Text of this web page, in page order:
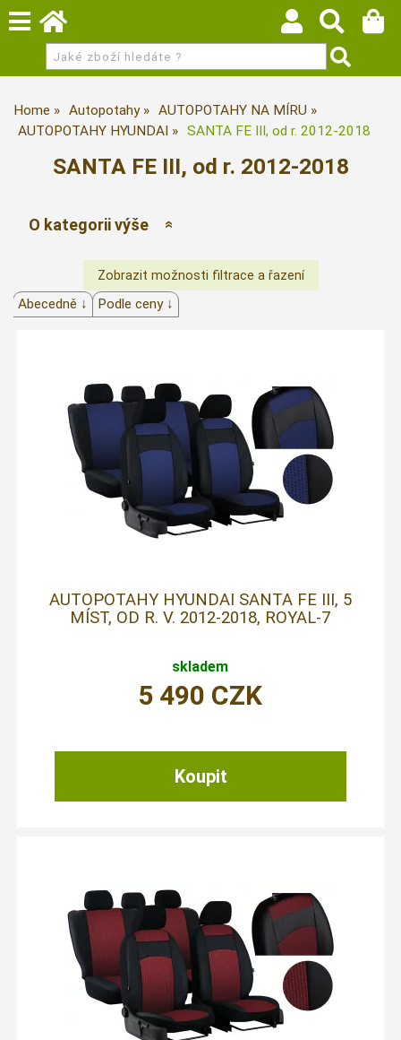
Home Autopotahy
AUTOPOTAHY NA MÍRU
AUTOPOTAHY HYUNDAI
SANTA FE III, od r. 2012-2018
SANTA FE III, od r. 2012-2018
O kategorii výše
Abecedně ↓ Podle ceny ↓
AUTOPOTAHY HYUNDAI SANTA FE III, 5
MÍST, OD R. V. 2012-2018, ROYAL-7
skladem
5 490 CZK